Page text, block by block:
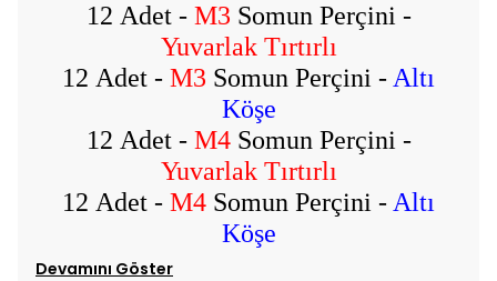
12 Adet - M3 Somun Perçini -
Yuvarlak Tırtırlı
12 Adet - M3 Somun Perçini - Altı
Köşe
12 Adet - M4Somun Perçini -
Yuvarlak Tırtırlı
12 Adet - M4 Somun Perçini - Altı
Köşe
Devamını Göster